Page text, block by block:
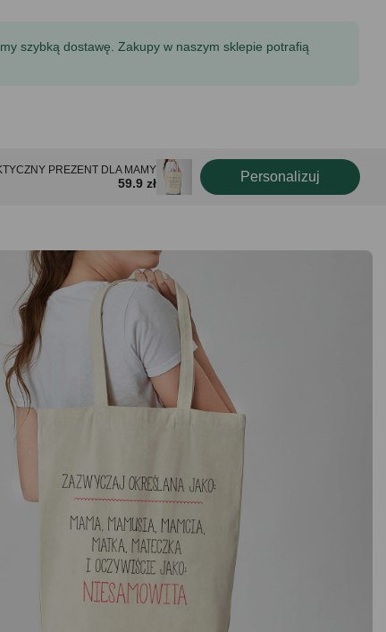
szybką dostawę. Zakupy w naszym sklepie potrafią
PREZENT DLA MAMY
59.9 zł Personalizuj